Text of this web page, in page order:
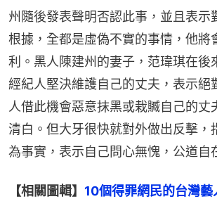
州隨後發表聲明否認此事，並且表示
根據，全都是虛偽不實的事情，他將
利。黑人陳建州的妻子，范瑋琪在後
經紀人堅決維護自己的丈夫，表示絕
人借此機會惡意抹黑或栽贓自己的丈
清白。但大牙很快就對外做出反擊，
為事實，表示自己問心無愧，公道自
【相關圖輯】 10個得罪網民的台灣